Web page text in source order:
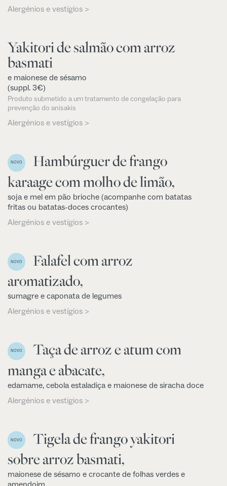
Alergénios e vestígios >
Yakitori de salmão com arroz
basmati
e maionese de sésamo
(suppl. 3€)
Produto submetido a um tratamento de congelação para
prevenção do anisakis
Alergénios e vestígios >
NOVO
Hambúrguer de frango
karaage com molho de limão,
soja e mel em pão brioche (acompanhe com batatas
fritas ou batatas-doces crocantes)
Alergénios e vestígios >
NOVO
Falafel com arroz
aromatizado,
sumagre e caponata de legumes
Alergénios e vestígios >
NOVO
Taça de arroz e atum com
manga e abacate,
edamame, cebola estaladiça e maionese de siracha doce
Alergénios e vestígios >
NOVO
Tigela de frango yakitori
sobre arroz basmati,
maionese de sésamo e crocante de folhas verdes e